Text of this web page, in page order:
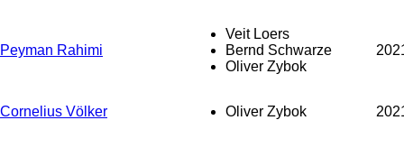
Peyman Rahimi
Veit Loers
Bernd Schwarze
Oliver Zybok
Cornelius Völker Oliver Zybok